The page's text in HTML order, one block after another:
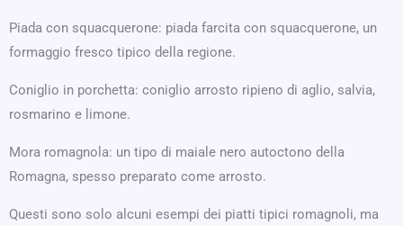
Piada con squacquerone: piada farcita con squacquerone, un
formaggio fresco tipico della regione.
Coniglio in porchetta: coniglio arrosto ripieno di aglio, salvia,
rosmarino e limone.
Mora romagnola: un tipo di maiale nero autoctono della
Romagna, spesso preparato come arrosto.
Questi sono solo alcuni esempi dei piatti tipici romagnoli, ma